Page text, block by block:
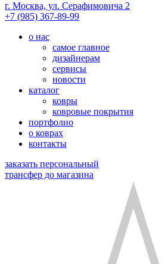
г. Москва, ул. Серафимовича 2
+7 (985) 367-89-99
о нас
самое главное
дизайнерам
сервисы
новости
каталог
ковры
ковровые покрытия
портфолио
о коврах
контакты
заказать персональный
трансфер до магазина